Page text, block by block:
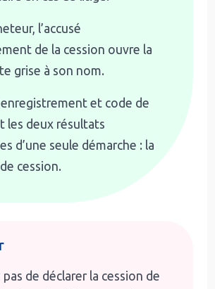
l’accusé
de la cession ouvre la
grise à son nom.
et code de
les deux résultats
d’une seule démarche : la
cession.
pas de déclarer la cession de